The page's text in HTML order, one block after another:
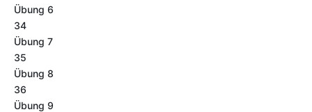
Übung 6
34
Übung 7
35
Übung 8
36
Übung 9